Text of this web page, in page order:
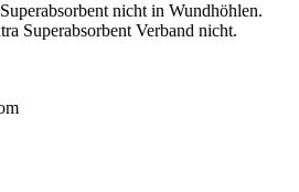
nicht in Wundhöhlen.
Superabsorbent Verband nicht.